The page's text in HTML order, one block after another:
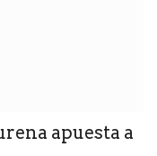
apuesta a